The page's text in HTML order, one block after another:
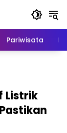
Pariwisata
Listrik